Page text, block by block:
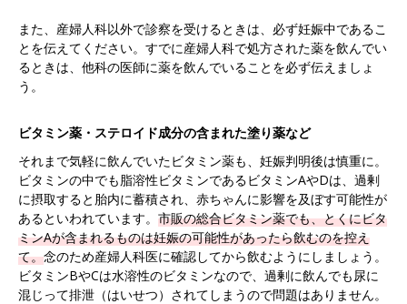
また、産婦人科以外で診察を受けるときは、必ず妊娠中であるこ
とを伝えてください。すでに産婦人科で処方された薬を飲んでい
るときは、他科の医師に薬を飲んでいることを必ず伝えましょ
う。
ビタミン薬・ステロイド成分の含まれた塗り薬など
それまで気軽に飲んでいたビタミン薬も、妊娠判明後は慎重に。
ビタミンの中でも脂溶性ビタミンであるビタミンAやDは、過剰
に摂取すると胎内に蓄積され、赤ちゃんに影響を及ぼす可能性が
あるといわれています。 市販の総合ビタミン薬でも、とくにビタ
ミンAが含まれるものは妊娠の可能性があったら飲むのを控え
て。念のため産婦人科医に確認してから飲むようにしましょう。
ビタミンBやCは水溶性のビタミンなので、過剰に飲んでも尿に
混じって排泄（はいせつ）されてしまうので問題はありません。